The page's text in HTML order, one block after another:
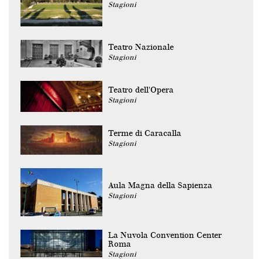
Stagioni
Teatro Nazionale
Stagioni
Teatro dell'Opera
Stagioni
Terme di Caracalla
Stagioni
Aula Magna della Sapienza
Stagioni
La Nuvola Convention Center
Roma
Stagioni